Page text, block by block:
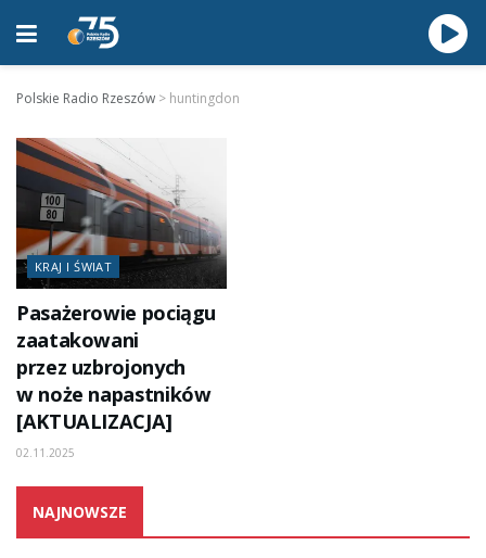
Polskie Radio Rzeszów > huntingdon
KRAJ I ŚWIAT
Pasażerowie pociągu
zaatakowani
przez uzbrojonych
w noże napastników
[AKTUALIZACJA]
02.11.2025
NAJNOWSZE